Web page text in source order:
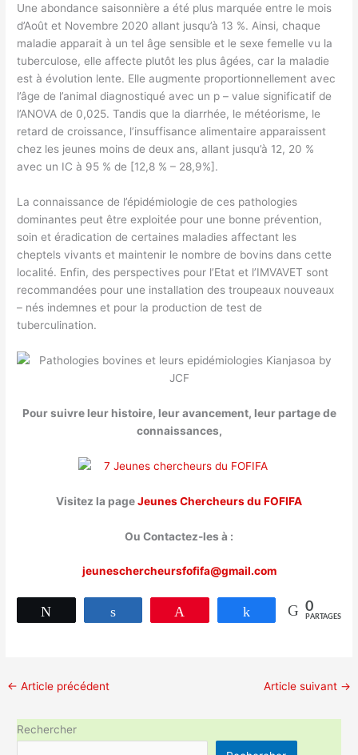
Une abondance saisonnière a été plus marquée entre le mois
d’Août et Novembre 2020 allant jusqu’à 13 %. Ainsi, chaque
maladie apparait à un tel âge sensible et le sexe femelle vu la
tuberculose, elle affecte plutôt les plus âgées, car la maladie
est à évolution lente. Elle augmente proportionnellement avec
l’âge de l’animal diagnostiqué avec un p – value significatif de
l’ANOVA de 0,025. Tandis que la diarrhée, le météorisme, le
retard de croissance, l’insuffisance alimentaire apparaissent
chez les jeunes moins de deux ans, allant jusqu’à 12, 20 %
avec un IC à 95 % de [12,8 % – 28,9%].
La connaissance de l’épidémiologie de ces pathologies
dominantes peut être exploitée pour une bonne prévention,
soin et éradication de certaines maladies affectant les
cheptels vivants et maintenir le nombre de bovins dans cette
localité. Enfin, des perspectives pour l’Etat et l’IMVAVET sont
recommandées pour une installation des troupeaux nouveaux
– nés indemnes et pour la production de test de
tuberculination.
Pour suivre leur histoire, leur avancement, leur partage de
connaissances,
Visitez la pageJeunes Chercheurs du FOFIFA
Ou Contactez-les à :
jeuneschercheursfofifa@gmail.com
Partagez 0
PARTAGES
← Article précédent Article suivant →
Rechercher